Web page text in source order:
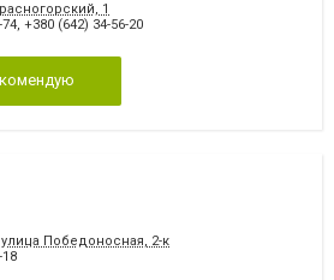
1
74, +380 (642) 34-56-20
улица Победоносная, 2-к
18